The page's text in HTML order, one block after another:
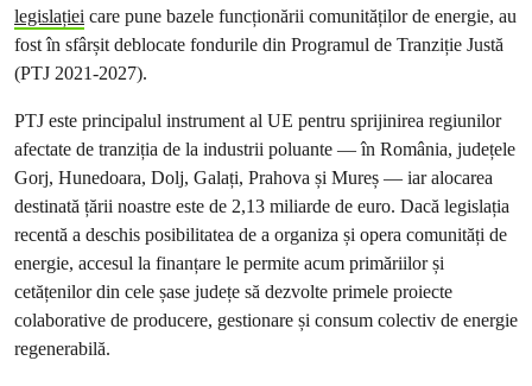
legislației care pune bazele funcționării comunităților de energie, au
fost în sfârșit deblocate fondurile din Programul de Tranziție Justă
(PTJ 2021-2027).
PTJ este principalul instrument al UE pentru sprijinirea regiunilor
afectate de tranziția de la industrii poluante — în România, județele
Gorj, Hunedoara, Dolj, Galați, Prahova și Mureș — iar alocarea
destinată țării noastre este de 2,13 miliarde de euro. Dacă legislația
recentă a deschis posibilitatea de a organiza și opera comunități de
energie, accesul la finanțare le permite acum primăriilor și
cetățenilor din cele șase județe să dezvolte primele proiecte
colaborative de producere, gestionare și consum colectiv de energie
regenerabilă.